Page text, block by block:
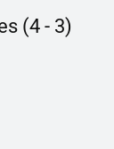
(4 - 3)